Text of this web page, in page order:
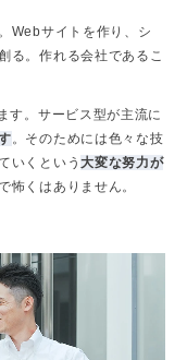
Webサイトを作り、シ
る。作れる会社であるこ
す。サービス型が主流に
。そのためには色々な技
いくという大変な努力が
怖くはありません。